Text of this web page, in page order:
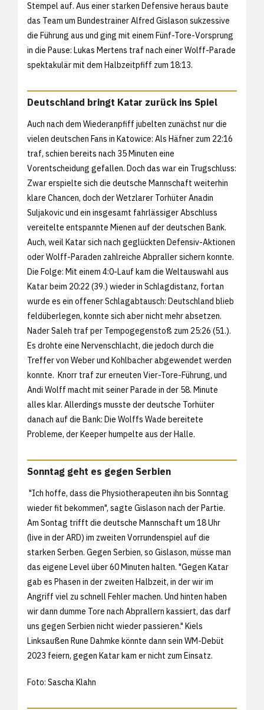
Stempel auf. Aus einer starken Defensive heraus baute
das Team um Bundestrainer Alfred Gislason sukzessive
die Führung aus und ging mit einem Fünf-Tore-Vorsprung
in die Pause: Lukas Mertens traf nach einer Wolff-Parade
spektakulär mit dem Halbzeitpfiff zum 18:13.
Deutschland bringt Katar zurück ins Spiel
Auch nach dem Wiederanpfiff jubelten zunächst nur die
vielen deutschen Fans in Katowice: Als Häfner zum 22:16
traf, schien bereits nach 35 Minuten eine
Vorentscheidung gefallen. Doch das war ein Trugschluss:
Zwar erspielte sich die deutsche Mannschaft weiterhin
klare Chancen, doch der Wetzlarer Torhüter Anadin
Suljakovic und ein insgesamt fahrlässiger Abschluss
vereitelte entspannte Mienen auf der deutschen Bank.
Auch, weil Katar sich nach geglückten Defensiv-Aktionen
oder Wolff-Paraden zahlreiche Abpraller sichern konnte.
Die Folge: Mit einem 4:0-Lauf kam die Weltauswahl aus
Katar beim 20:22 (39.) wieder in Schlagdistanz, fortan
wurde es ein offener Schlagabtausch: Deutschland blieb
feldüberlegen, konnte sich aber nicht mehr absetzen.
Nader Saleh traf per Tempogegenstoß zum 25:26 (51.).
Es drohte eine Nervenschlacht, die jedoch durch die
Treffer von Weber und Kohlbacher abgewendet werden
konnte. Knorr traf zur erneuten Vier-Tore-Führung, und
Andi Wolff macht mit seiner Parade in der 58. Minute
alles klar. Allerdings musste der deutsche Torhüter
danach auf die Bank: Die Wolffs Wade bereitete
Probleme, der Keeper humpelte aus der Halle.
Sonntag geht es gegen Serbien
"Ich hoffe, dass die Physiotherapeuten ihn bis Sonntag
wieder fit bekommen", sagte Gislason nach der Partie.
Am Sontag trifft die deutsche Mannschaft um 18 Uhr
(live in der ARD) im zweiten Vorrundenspiel auf die
starken Serben. Gegen Serbien, so Gislason, müsse man
das eigene Level über 60 Minuten halten. "Gegen Katar
gab es Phasen in der zweiten Halbzeit, in der wir im
Angriff viel zu schnell Fehler machen. Und hinten haben
wir dann dumme Tore nach Abprallern kassiert, das darf
uns gegen Serbien nicht wieder passieren." Kiels
Linksaußen Rune Dahmke könnte dann sein WM-Debüt
2023 feiern, gegen Katar kam er nicht zum Einsatz.
Foto: Sascha Klahn